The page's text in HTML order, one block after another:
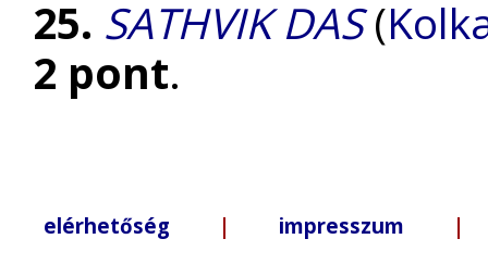
25. SATHVIK DAS(
2 pont.
elérhetőség | impresszum |